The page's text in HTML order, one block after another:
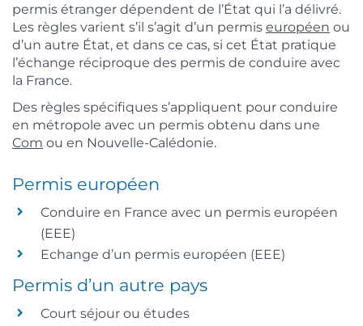
permis étranger dépendent de l’État qui l’a délivré.
Les règles varient s’il s’agit d’un permis européen ou
d’un autre État, et dans ce cas, si cet État pratique
l’échange réciproque des permis de conduire avec
la France.
Des règles spécifiques s’appliquent pour conduire
en métropole avec un permis obtenu dans une
Com ou en Nouvelle-Calédonie.
Permis européen
Conduire en France avec un permis européen
(EEE)
Echange d’un permis européen (EEE)
Permis d’un autre pays
Court séjour ou études